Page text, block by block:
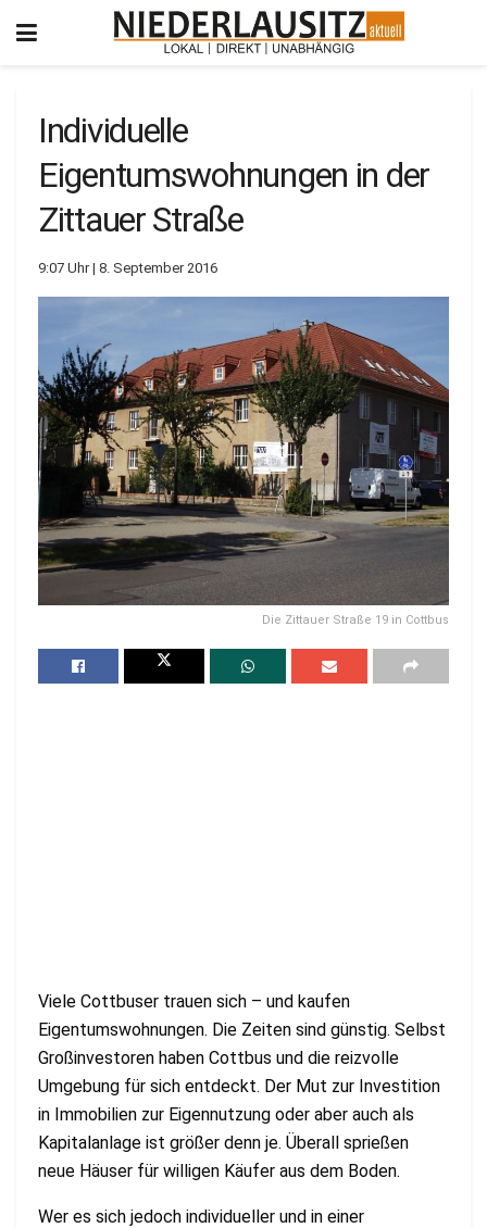
Individuelle
Eigentumswohnungen in der
Zittauer Straße
9:07 Uhr | 8. September 2016
Die Zittauer Straße 19 in Cottbus
Viele Cottbuser trauen sich – und kaufen
Eigentumswohnungen. Die Zeiten sind günstig. Selbst
Großinvestoren haben Cottbus und die reizvolle
Umgebung für sich entdeckt. Der Mut zur Investition
in Immobilien zur Eigennutzung oder aber auch als
Kapitalanlage ist größer denn je. Überall sprießen
neue Häuser für willigen Käufer aus dem Boden.
Wer es sich jedoch individueller und in einer